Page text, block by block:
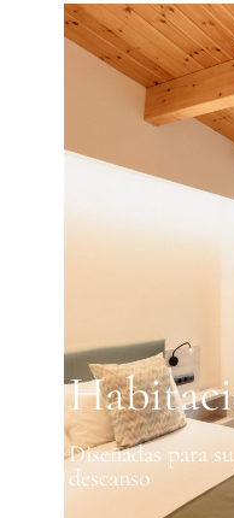
Diseñadas para su
descanso